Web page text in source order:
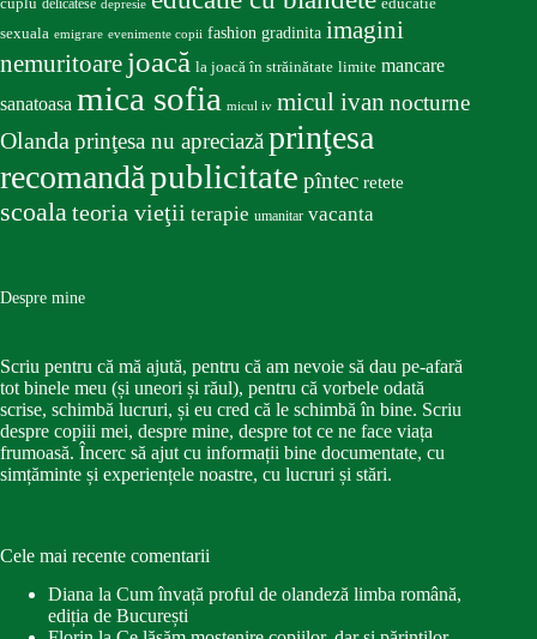
depresie
sexuala emigrare evenimente copii fashion gradinita imagini
nemuritoare joacă la joacă în străinătate limite mancare
sanatoasa mica sofia micul iv micul ivan nocturne
Olanda prinţesa nu apreciază prinţesa
recomandăpublicitate pîntec retete
scoala teoria vieţii terapie umanitar vacanta
Despre mine
Scriu pentru că mă ajută, pentru că am nevoie să dau pe-afară
tot binele meu (și uneori și răul), pentru că vorbele odată
scrise, schimbă lucruri, și eu cred că le schimbă în bine. Scriu
despre copiii mei, despre mine, despre tot ce ne face viața
frumoasă. Încerc să ajut cu informații bine documentate, cu
simțăminte și experiențele noastre, cu lucruri și stări.
Cele mai recente comentarii
Diana la Cum învață proful de olandeză limba română,
ediția de București